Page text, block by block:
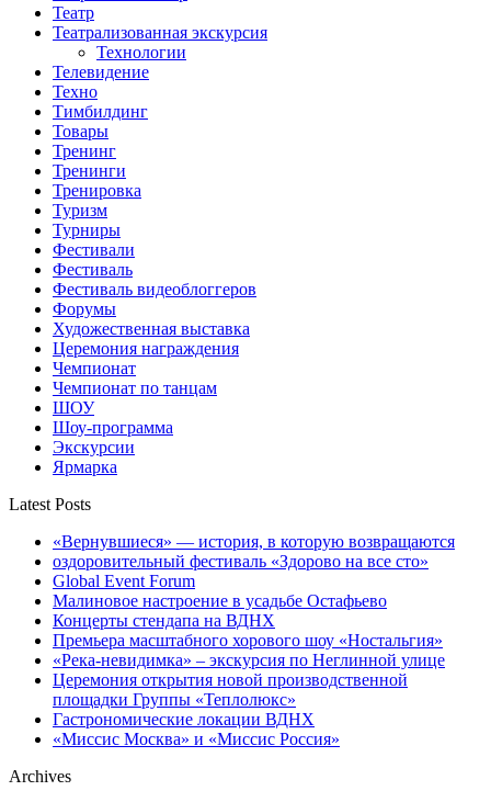
Театр
Театрализованная экскурсия
Технологии
Телевидение
Техно
Тимбилдинг
Товары
Тренинг
Тренинги
Тренировка
Туризм
Турниры
Фестивали
Фестиваль
Фестиваль видеоблоггеров
Форумы
Художественная выставка
Церемония награждения
Чемпионат
Чемпионат по танцам
ШОУ
Шоу-программа
Экскурсии
Ярмарка
Latest Posts
«Вернувшиеся» — история, в которую возвращаются
оздоровительный фестиваль «Здорово на все сто»
Global Event Forum
Малиновое настроение в усадьбе Остафьево
Концерты стендапа на ВДНХ
Премьера масштабного хорового шоу «Ностальгия»
«Река-невидимка» – экскурсия по Неглинной улице
Церемония открытия новой производственной
площадки Группы «Теплолюкс»
Гастрономические локации ВДНХ
«Миссис Москва» и «Миссис Россия»
Archives